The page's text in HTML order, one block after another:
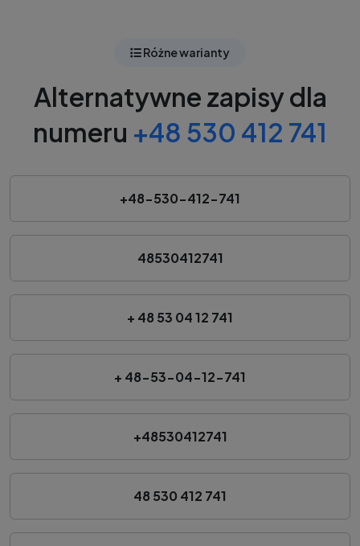
Różne warianty
Alternatywne zapisy dla
numeru +48 530 412 741
+48-530-412-741
48530412741
+ 48 53 04 12 741
+ 48-53-04-12-741
+48530412741
48 530 412 741